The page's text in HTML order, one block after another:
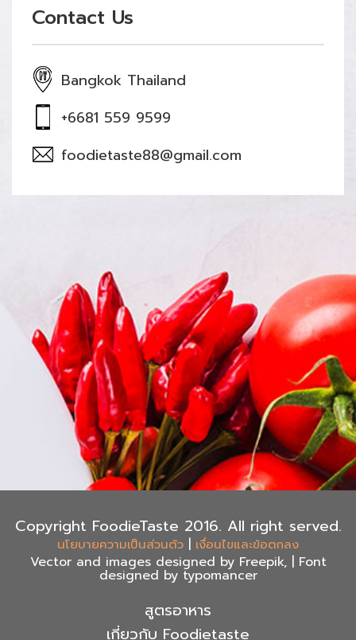
Contact Us
Bangkok Thailand
+6681 559 9599
foodietaste88@gmail.com
Copyright FoodieTaste 2016. All right served.
นโยบายความเป็นส่วนตัว | เงื่อนไขและข้อตกลง
Vector and images designed by Freepik, | Font
designed by typomancer
สูตรอาหาร
เกี่ยวกับ Foodietaste